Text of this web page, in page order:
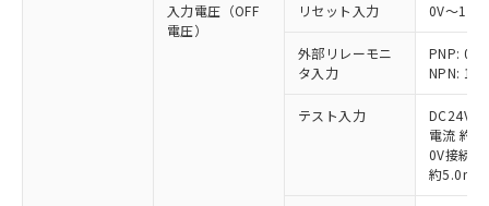
入力電圧（OFF
電圧）
リセット入力 0V～1/
外部リレーモニ
タ入力
PNP: 0V
NPN: 1/
テスト入力
DC24V
電流 約
0V接続
約5.0mA